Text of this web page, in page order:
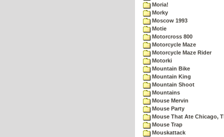
Moria!
Morky
Moscow 1993
Motie
Motorcross 800
Motorcycle Maze
Motorcycle Maze Rider
Motorki
Mountain Bike
Mountain King
Mountain Shoot
Mountains
Mouse Mervin
Mouse Party
Mouse That Ate Chicago,
Mouse Trap
Mouskattack